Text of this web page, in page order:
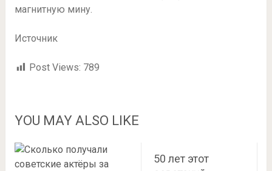
магнитную мину.
Источник
Post Views: 789
YOU MAY ALSO LIKE
50 лет этот